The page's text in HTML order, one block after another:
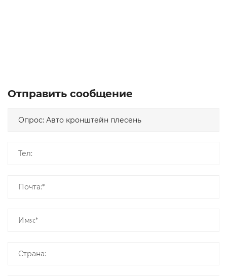
Отправить сообщение